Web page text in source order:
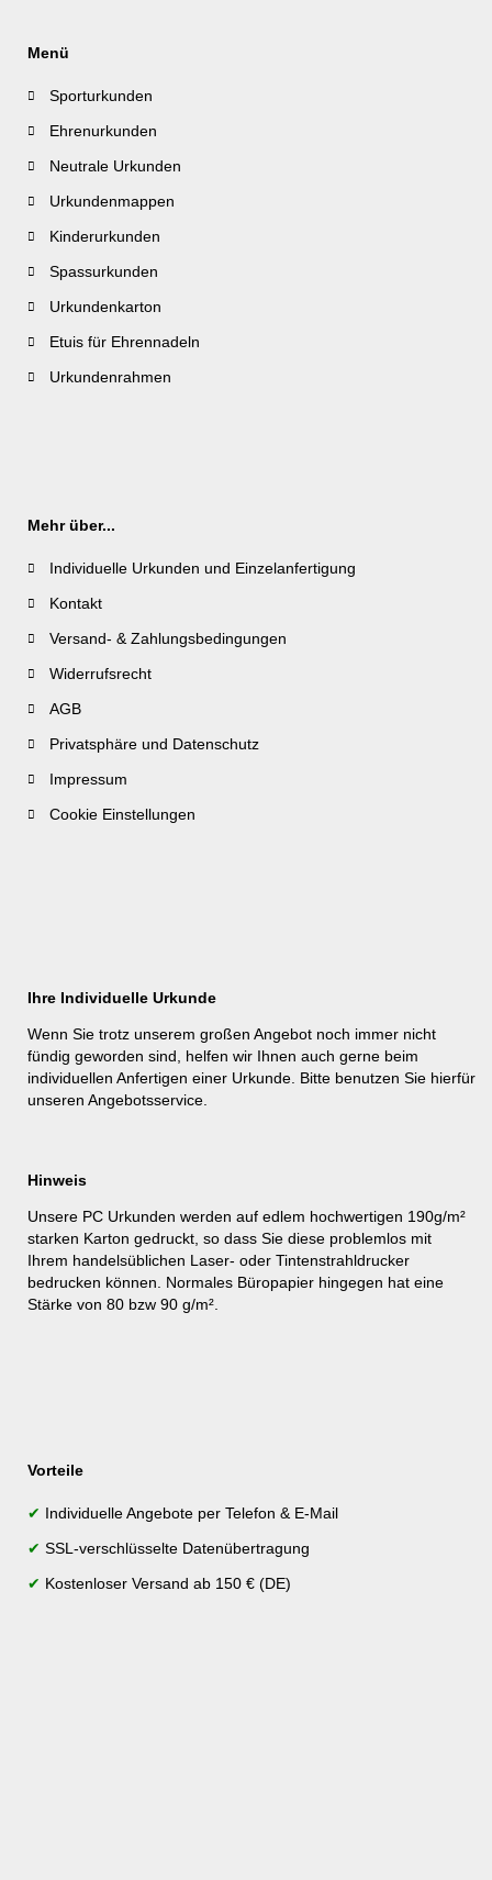
Menü
Sporturkunden
Ehrenurkunden
Neutrale Urkunden
Urkundenmappen
Kinderurkunden
Spassurkunden
Urkundenkarton
Etuis für Ehrennadeln
Urkundenrahmen
Mehr über...
Individuelle Urkunden und Einzelanfertigung
Kontakt
Versand- & Zahlungsbedingungen
Widerrufsrecht
AGB
Privatsphäre und Datenschutz
Impressum
Cookie Einstellungen
Ihre Individuelle Urkunde
Wenn Sie trotz unserem großen Angebot noch immer nicht
fündig geworden sind, helfen wir Ihnen auch gerne beim
individuellen Anfertigen einer Urkunde. Bitte benutzen Sie hierfür
unseren Angebotsservice
Hinweis
Unsere PC Urkunden werden auf edlem hochwertigen 190g/m²
starken Karton gedruckt, so dass Sie diese problemlos mit
Ihrem handelsüblichen Laser- oder Tintenstrahldrucker
bedrucken können. Normales Büropapier hingegen hat eine
Stärke von 80 bzw 90 g/m².
Vorteile
✔ Individuelle Angebote per Telefon & E-Mail
✔ SSL-verschlüsselte Datenübertragung
✔ Kostenloser Versand ab 150 € (DE)